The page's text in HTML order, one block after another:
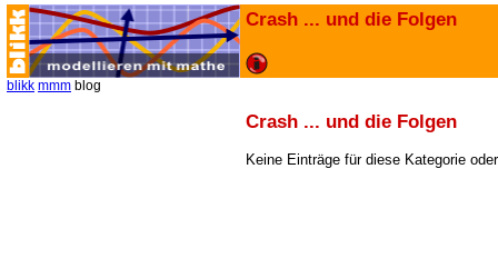
Crash ... und die Folgen
blikk mmm blog
Crash ... und die Folgen
Keine Einträge für diese Kategorie